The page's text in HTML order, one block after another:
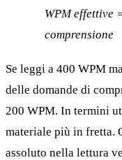
WPM effettive
comprensione
Se leggi a 400 WPM
delle domande di
200 WPM. In termini
materiale più in fretta.
assoluto nella lettura